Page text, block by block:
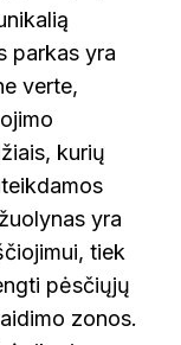
parkas yra
verte,
kurių
yra
tiek
pėsčiųjų
zonos.